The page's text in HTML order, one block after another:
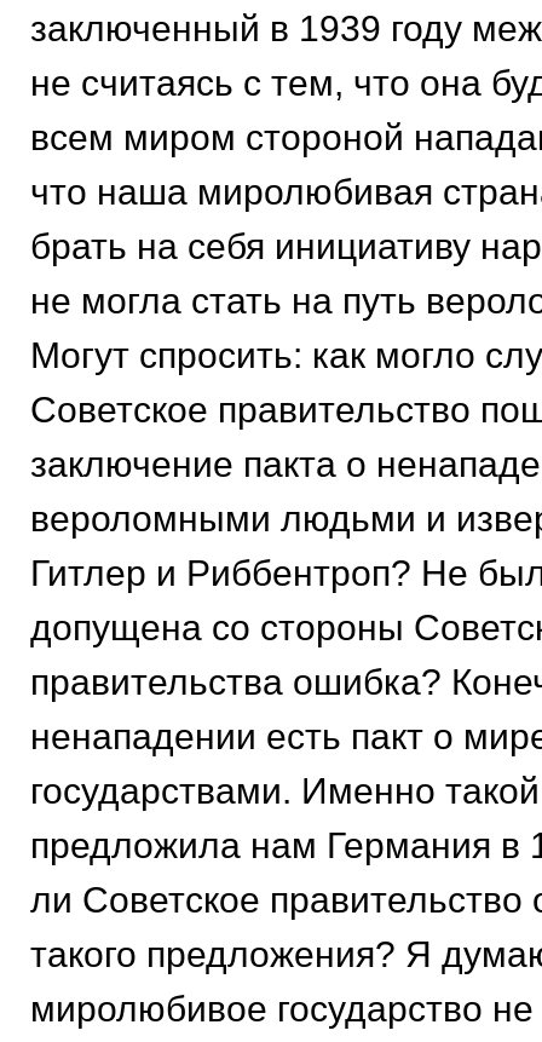
заключенный в 1939 году
не считаясь с тем, что она
всем миром стороной
что наша миролюбивая
брать на себя инициативу
не могла стать на путь
Могут спросить: как могло
Советское правительство
заключение пакта о
вероломными людьми и
Гитлер и Риббентроп? Не
допущена со стороны
правительства ошибка?
ненападении есть пакт о
государствами. Именно
предложила нам Германия в
ли Советское правительство
такого предложения? Я
миролюбивое государство